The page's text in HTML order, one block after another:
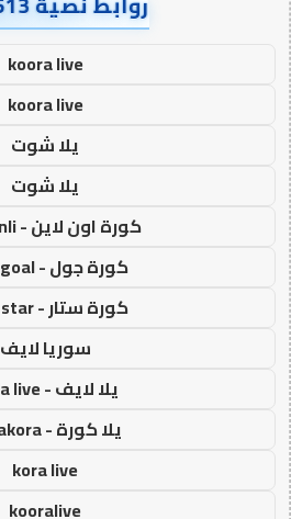
koora live
koora live
يلا شوت
يلا شوت
كورة اون لاين - kora onli
كورة جول - kora goal
كورة ستار - kora star
سوريا لايف
يلا لايف - yalla live
يلا كورة - yallakora
kora live
kooralive